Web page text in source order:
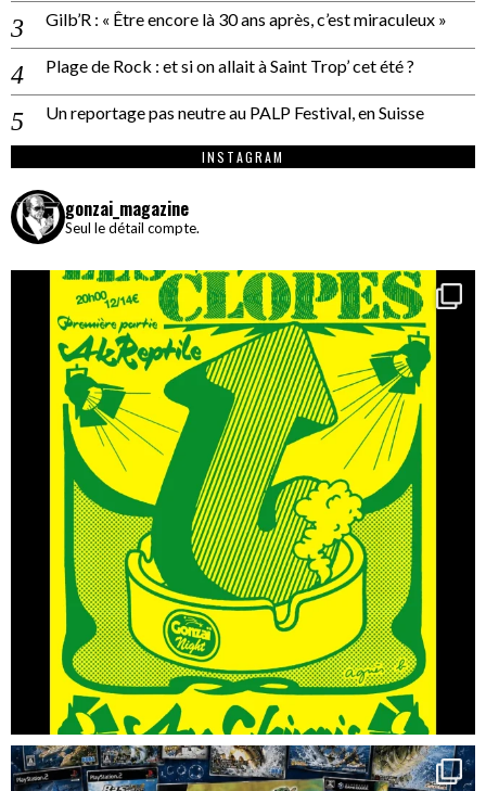
Gilb’R : « Être encore là 30 ans après, c’est miraculeux »
Plage de Rock : et si on allait à Saint Trop’ cet été ?
Un reportage pas neutre au PALP Festival, en Suisse
INSTAGRAM
gonzai_magazine
Seul le détail compte.